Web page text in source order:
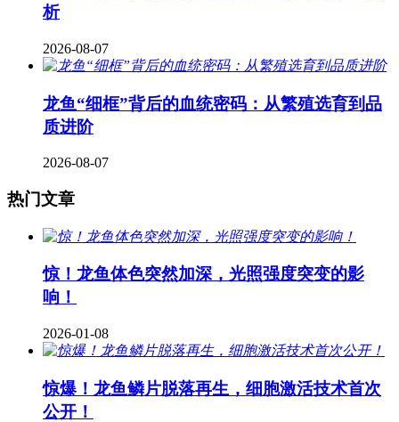
析
2026-08-07
龙鱼“细框”背后的血统密码：从繁殖选育到品
质进阶
2026-08-07
热门文章
惊！龙鱼体色突然加深，光照强度突变的影
响！
2026-01-08
惊爆！龙鱼鳞片脱落再生，细胞激活技术首次
公开！